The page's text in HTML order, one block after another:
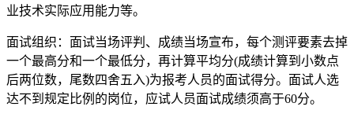
业技术实际应用能力等。
面试组织：面试当场评判、成绩当场宣布，每个测评要素去掉
一个最高分和一个最低分，再计算平均分(成绩计算到小数点
后两位数，尾数四舍五入)为报考人员的面试得分。面试人选
达不到规定比例的岗位，应试人员面试成绩须高于60分。